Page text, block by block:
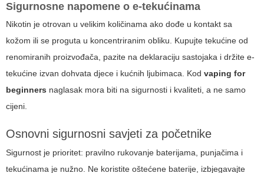
Sigurnosne napomene o e-tekućinama
Nikotin je otrovan u velikim količinama ako dođe u kontakt sa
kožom ili se proguta u koncentriranim obliku. Kupujte tekućine od
renomiranih proizvođača, pazite na deklaraciju sastojaka i držite e-
tekućine izvan dohvata djece i kućnih ljubimaca. Kod vaping for
beginners naglasak mora biti na sigurnosti i kvaliteti, a ne samo
cijeni.
Osnovni sigurnosni savjeti za početnike
Sigurnost je prioritet: pravilno rukovanje baterijama, punjačima i
tekućinama je nužno. Ne koristite oštećene baterije, izbjegavajte